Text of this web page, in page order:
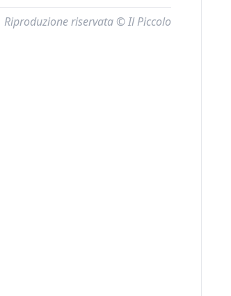
Riproduzione riservata © Il Piccolo